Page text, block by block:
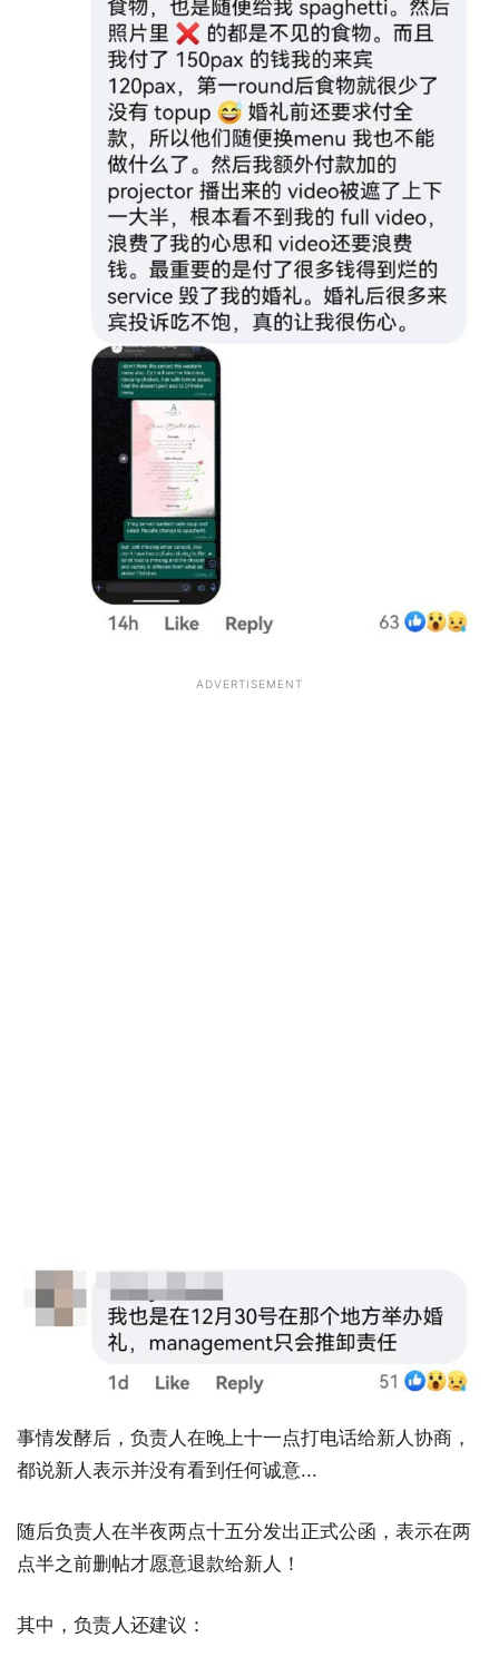
ADVERTISEMENT
事情发酵后，负责人在晚上十一点打电话给新人协商，
都说新人表示并没有看到任何诚意...
随后负责人在半夜两点十五分发出正式公函，表示在两
点半之前删帖才愿意退款给新人！
其中，负责人还建议：